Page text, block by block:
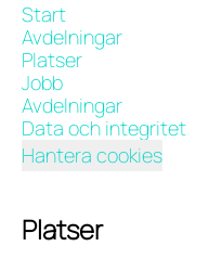
Start
Avdelningar
Platser
Jobb
Avdelningar
Data och integritet
Hantera cookies
Platser